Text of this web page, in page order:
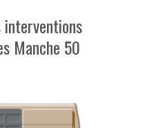
Manche 50